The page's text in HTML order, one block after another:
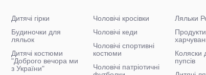
Дитячі гірки
Будиночки для
ляльок
Дитячі костюми
"Доброго вечора ми
з України"
Чоловічі кросівки
Чоловічі кеди
Чоловічі спортивні
костюми
Чоловічі патріотичні
Ляльки
Продукти
Коляски
пупсів